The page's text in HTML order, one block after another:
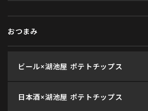
おつまみ
ビール×湖池屋 ポテトチップス
日本酒×湖池屋 ポテトチップス